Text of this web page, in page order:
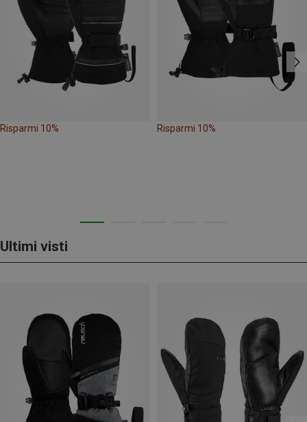
Risparmi 10% Risparmi 10%
Ultimi visti